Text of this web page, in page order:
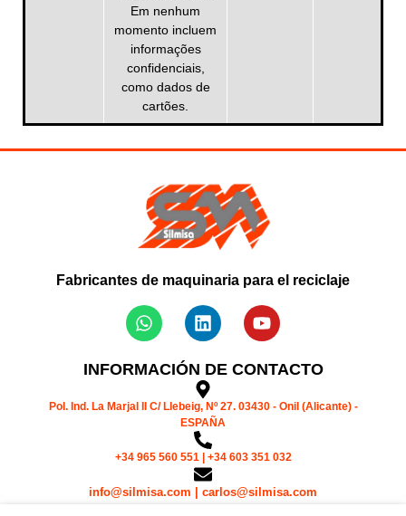
Em nenhum
momento incluem
informações
confidenciais,
como dados de
cartões.
Fabricantes de maquinaria para el reciclaje
INFORMACIÓN DE CONTACTO
Pol. Ind. La Marjal II C/ Llebeig, Nº 27. 03430 - Onil (Alicante) -
ESPAÑA
+34 965 560 551 | +34 603 351 032
info@silmisa.com | carlos@silmisa.com